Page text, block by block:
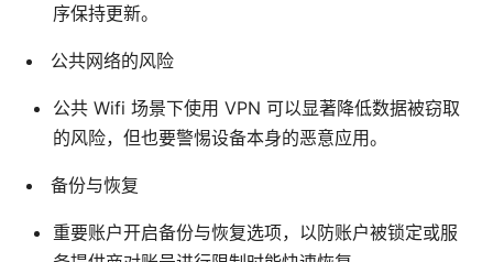
序保持更新。
公共网络的风险
公共 Wifi 场景下使用 VPN 可以显著降低数据被窃取
的风险，但也要警惕设备本身的恶意应用。
备份与恢复
重要账户开启备份与恢复选项，以防账户被锁定或服